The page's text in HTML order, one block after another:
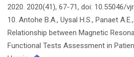
2020. 2020(41), 67-71, doi: 10.55046/
10. Antohe B.A., Uysal H.S., Panaet
Relationship between Magnetic
Functional Tests Assessment in